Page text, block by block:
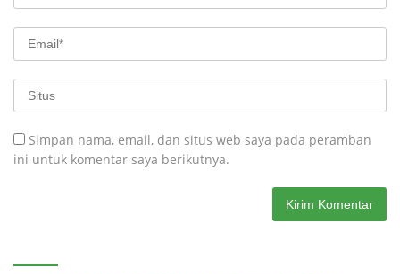
Simpan nama, email, dan situs web saya pada peramban
ini untuk komentar saya berikutnya.